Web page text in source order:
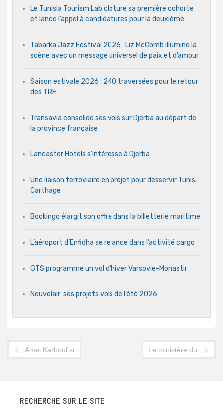
Le Tunisia Tourism Lab clôture sa première cohorte
et lance l’appel à candidatures pour la deuxième
Tabarka Jazz Festival 2026 : Liz McComb illumine la
scène avec un message universel de paix et d’amour
Saison estivale 2026 : 240 traversées pour le retour
des TRE
Transavia consolide ses vols sur Djerba au départ de
la province française
Lancaster Hotels s’intéresse à Djerba
Une liaison ferroviaire en projet pour desservir Tunis-
Carthage
Bookingo élargit son offre dans la billetterie maritime
L’aéroport d’Enfidha se relance dans l’activité cargo
GTS programme un vol d’hiver Varsovie-Monastir
Nouvelair: ses projets vols de l’été 2026
Amel Karboul sous le coup d’un boycott ?Le ministère du
RECHERCHE SUR LE SITE